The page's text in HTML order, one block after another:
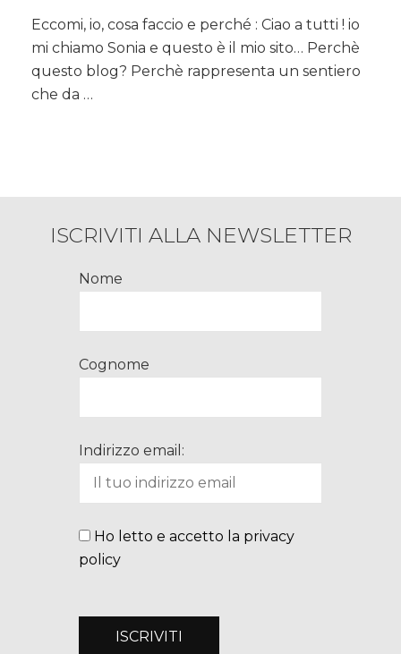
MONDO!
Eccomi, io, cosa faccio e perché : Ciao a tutti ! io
mi chiamo Sonia e questo è il mio sito… Perchè
questo blog? Perchè rappresenta un sentiero
che da …
ISCRIVITI ALLA NEWSLETTER
Nome
Cognome
Indirizzo email:
Ho letto e accetto la privacy
policy